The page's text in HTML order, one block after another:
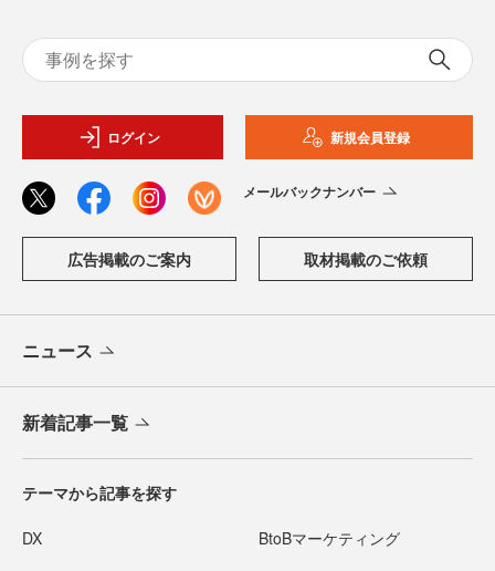
ログイン 新規会員登録
メールバックナンバー
広告掲載のご案内 取材掲載のご依頼
ニュース
新着記事一覧
テーマから記事を探す
DX BtoBマーケティング